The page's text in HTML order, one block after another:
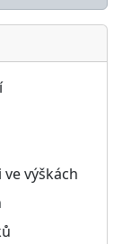
výškách